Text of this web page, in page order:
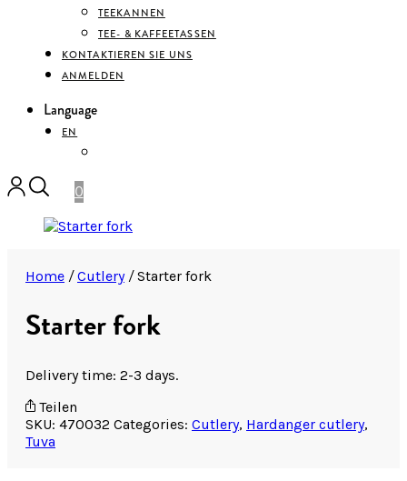
TEEKANNEN
TEE- & KAFFEETASSEN
KONTAKTIEREN SIE UNS
ANMELDEN
Language
EN
0
Home / Cutlery /Starter fork
Starter fork
Delivery time: 2-3 days.
Teilen
SKU: 470032 Categories: Cutlery, Hardanger cutlery,
Tuva